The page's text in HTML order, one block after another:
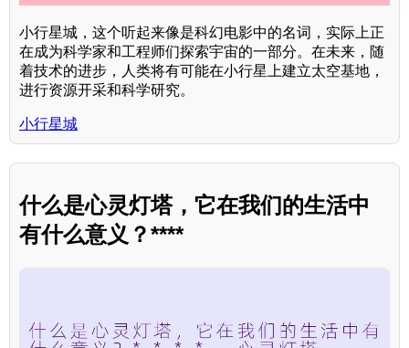
小行星城，这个听起来像是科幻电影中的名词，实际上正
在成为科学家和工程师们探索宇宙的一部分。在未来，随
着技术的进步，人类将有可能在小行星上建立太空基地，
进行资源开采和科学研究。
小行星城
什么是心灵灯塔，它在我们的生活中
有什么意义？****